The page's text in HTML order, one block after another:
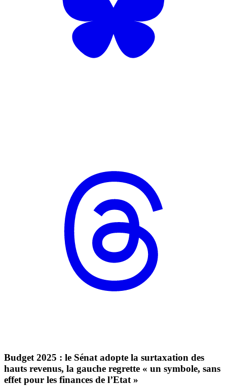
Budget 2025 : le Sénat adopte la surtaxation des
hauts revenus, la gauche regrette « un symbole, sans
effet pour les finances de l’Etat »